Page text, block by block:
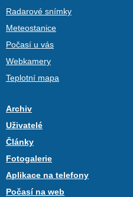
Radarové snímky
Meteostanice
Počasí u vás
Webkamery
Teplotní mapa
Archiv
Uživatelé
Články
Fotogalerie
Aplikace na telefony
Počasí na web